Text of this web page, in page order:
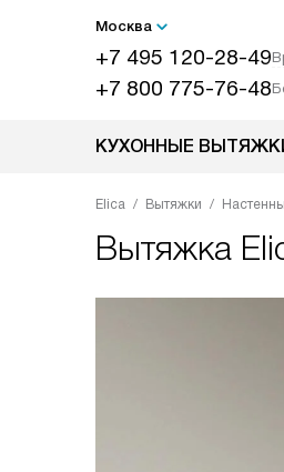
Москва
+7 495 120-28-49
+7 800 775-76-48
КУХОННЫЕ
Elica Вытяжки
Вытяжка